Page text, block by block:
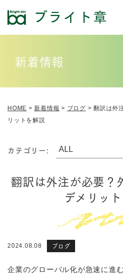
新着情報
HOME >新着情報 > ブログ > 翻訳は外
リットを解説
カテゴリー:
翻訳は外注が必要？
デメリッ
2024.08.08 ブログ
企業のグローバル化が急速に進